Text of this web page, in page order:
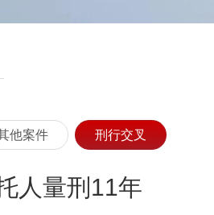
他案件 刑行交叉
人量刑11年